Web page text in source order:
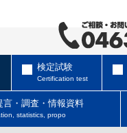
検定試験
Certification test
言・調査・情報資料
statistics, propo